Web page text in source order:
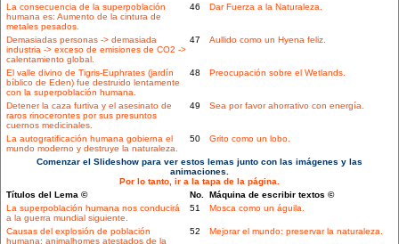
La consecuencia de la superpoblación
humana es: Aumento de la cintura de
metales pesados.
46 Dar Fuerza a la Naturaleza.
Demasiadas personas -> demasiada
industria -> exceso de emisiones de CO2 ->
calentamiento global.
47 Aullido como un Hyena feliz.
El valle divino de Tigris-Euphrates (jardín
bíblico de Eden) fue destruido lentamente
con la superpoblación humana.
48 Preocupación sobre el Wetlands.
Detener la caza furtiva y el asesinato de
raros rinocerontes por sus presuntos
cuernos medicinales.
49 Sea por favor ahorrativo con energía.
La autogratificación humana gobierna el
mundo moderno y destruye la naturaleza.
50 Grito como un lobo.
Comenzar el Slideshow para ver estos lemas junto con las imágenes y las
animaciones.
Por lo tanto, ir a la tapa de la página.
Títulos del Lema ©
No. Máquina de escribir textos ©
La superpoblación humana nos conducirá
a la guerra mundial siguiente.
51 Mosca como un águila.
Causas del explosión de población
humana: animalhomes atestados de la
52 Mejorar el mundo: preservar la naturaleza.